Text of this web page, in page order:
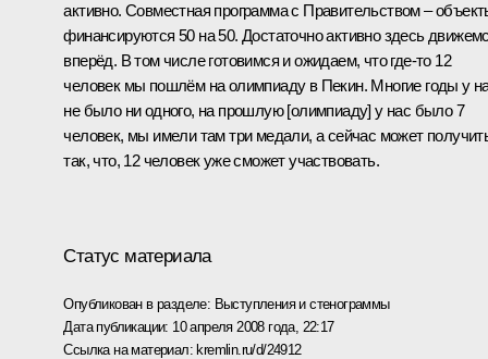
активно. Совместная программа с Правительством –
финансируются 50 на 50. Достаточно активно здесь
вперёд. В том числе готовимся и ожидаем, что где‑то 12
человек мы пошлём на олимпиаду в Пекин. Многие годы у
не было ни одного, на прошлую [олимпиаду] у нас было 7
человек, мы имели там три медали, а сейчас может
так, что, 12 человек уже сможет участвовать.
Статус материала
Опубликован в разделе: Выступления и стенограммы
Дата публикации: 10 апреля 2008 года, 22:17
Ссылка на материал:kremlin.ru/d/24912